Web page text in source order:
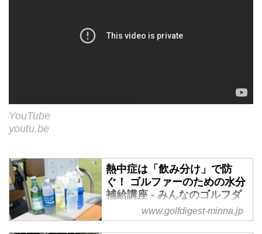
YouTube
youtu.be
熱中症は「飲み分け」で防
ぐ！ ゴルファーのための水分
補給講座 - みんなのゴルフダ
イジェストwww.golfdigest-minna.jp